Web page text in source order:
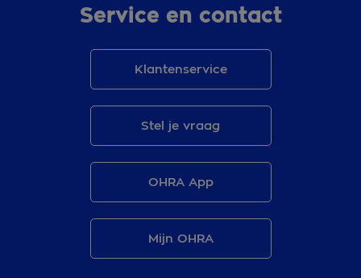
Service en contact
Klantenservice
Stel je vraag
OHRA App
Mijn OHRA